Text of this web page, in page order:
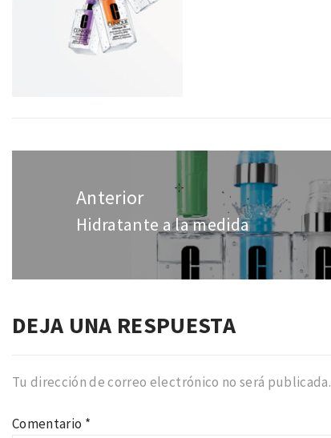
Navegación
entradas
Anterior
Entrada
Hidratante a la medida
DEJA UNA RESPUESTA
Tu dirección de correo electrónico no será publicada.
Comentario *